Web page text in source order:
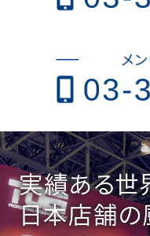
環境マネジメントへの
SDGsへの取り組み
ビジネスと人権
製品情報